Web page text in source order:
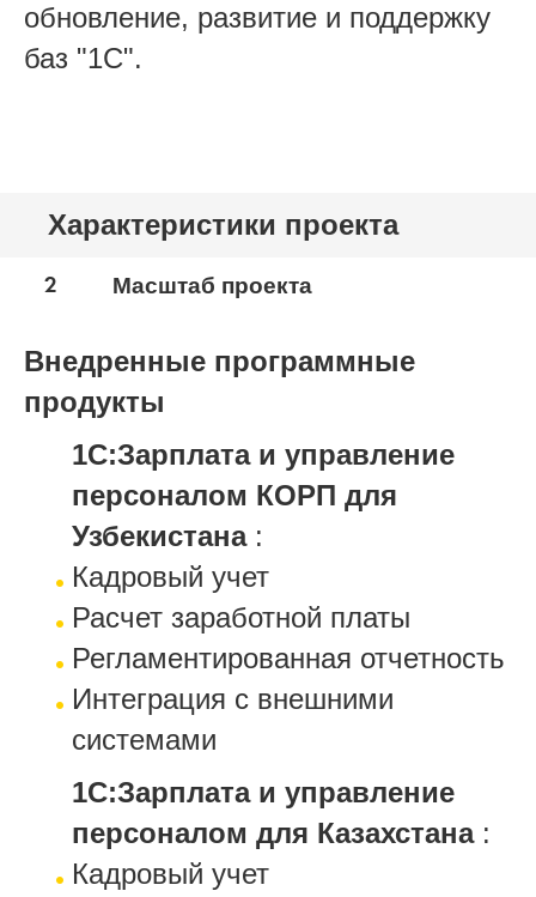
обновление, развитие и поддержку
баз "1С".
Характеристики проекта
2 Масштаб проекта
Внедренные программные
продукты
1С:Зарплата и управление
персоналом КОРП для
Узбекистана:
Кадровый учет
Расчет заработной платы
Регламентированная отчетность
Интеграция с внешними
системами
1С:Зарплата и управление
персоналом для Казахстана:
Кадровый учет